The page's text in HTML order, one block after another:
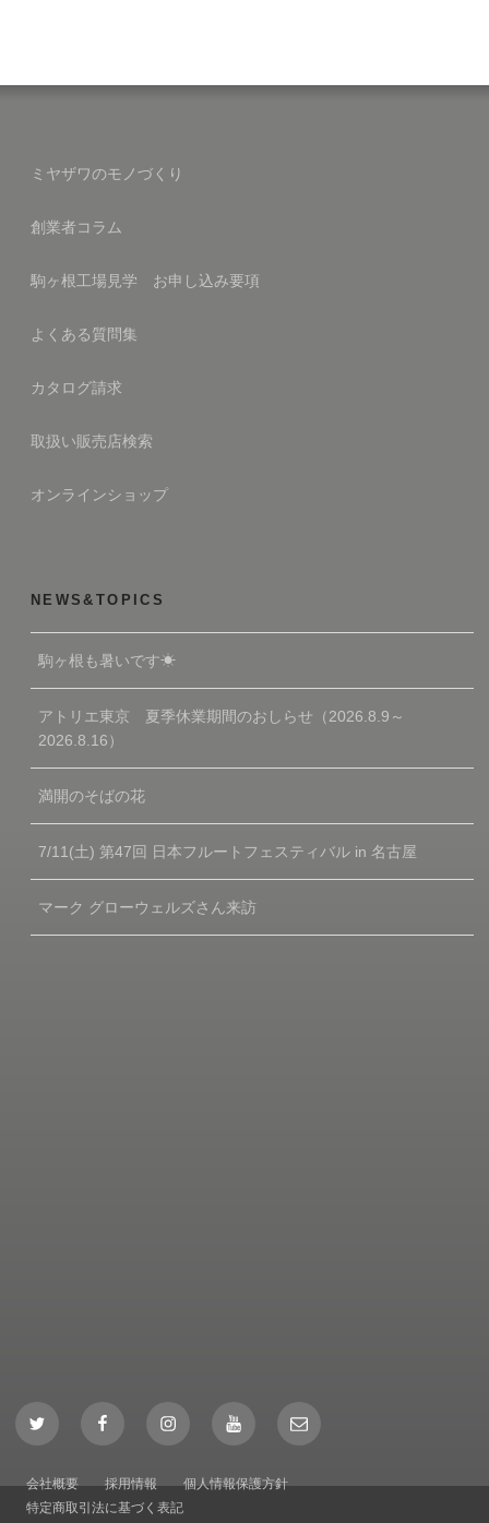
ミヤザワのモノづくり
創業者コラム
駒ヶ根工場見学 お申し込み要項
よくある質問集
カタログ請求
取扱い販売店検索
オンラインショップ
NEWS&TOPICS
駒ヶ根も暑いです☀
アトリエ東京 夏季休業期間のおしらせ（2026.8.9～
2026.8.16）
満開のそばの花
7/11(土) 第47回 日本フルートフェスティバル in 名古屋
マーク グローウェルズさん来訪
Twitter FacebookInstagramYouTubeMail
会社概要 採用情報
個人情報保護方針
特定商取引法に基づく表記